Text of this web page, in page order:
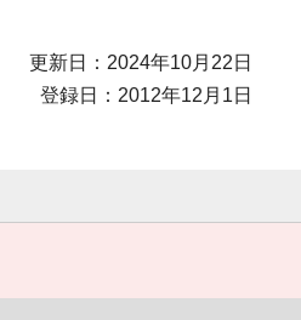
更新日：2024年10月22日
登録日：2012年12月1日